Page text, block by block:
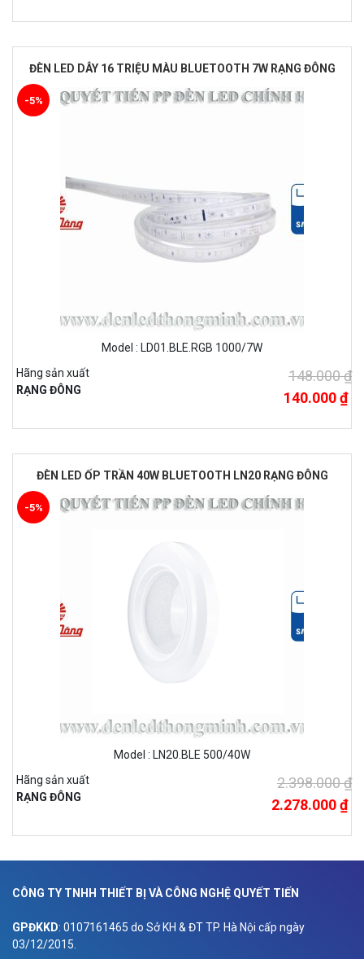
ĐÈN LED DÂY 16 TRIỆU MÀU BLUETOOTH 7W RẠNG ĐÔNG
Model : LD01.BLE.RGB 1000/7W
Hãng sản xuất
RẠNG ĐÔNG
148.000 ₫
140.000 ₫
-5%
ĐÈN LED ỐP TRẦN 40W BLUETOOTH LN20 RẠNG ĐÔNG
Model : LN20.BLE 500/40W
Hãng sản xuất
RẠNG ĐÔNG
2.398.000 ₫
2.278.000 ₫
-5%
CÔNG TY TNHH THIẾT BỊ VÀ CÔNG NGHỆ QUYẾT TIẾN
GPĐKKD: 0107161465 do Sở KH & ĐT TP. Hà Nội cấp ngày
03/12/2015.